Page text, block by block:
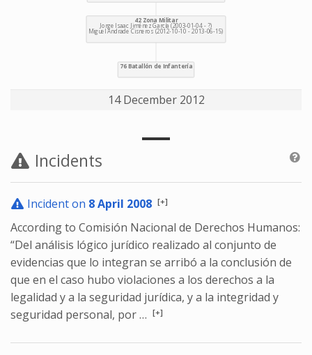
14 December 2012
Incidents
Incident on 8 April 2008 [+]
According to Comisión Nacional de Derechos Humanos:
“Del análisis lógico jurídico realizado al conjunto de
evidencias que lo integran se arribó a la conclusión de
que en el caso hubo violaciones a los derechos a la
legalidad y a la seguridad jurídica, y a la integridad y
seguridad personal, por … [+]